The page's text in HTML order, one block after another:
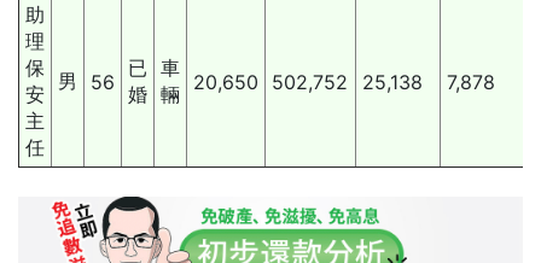
助
理
保
安
主
任
男 56
已
婚
車
輛
20,650 502,752 25,138 7,878